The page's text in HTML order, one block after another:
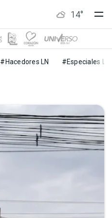
14°
#Hacedores LN #Especiales LN